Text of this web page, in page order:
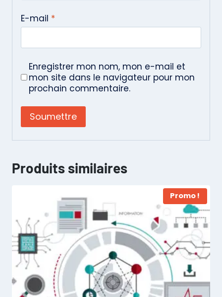
E-mail *
Enregistrer mon nom, mon e-mail et
mon site dans le navigateur pour mon
prochain commentaire.
Produits similaires
Promo !